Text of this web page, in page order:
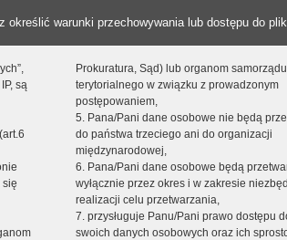
określić warunki przechowywania lub dostępu do
są
się
Prokuratura, Sąd) lub organom samorządu
terytorialnego w związku z prowadzonym
postępowaniem,
5. Pana/Pani dane osobowe nie będą
do państwa trzeciego ani do organizacji
międzynarodowej,
6. Pana/Pani dane osobowe będą
wyłącznie przez okres i w zakresie
realizacji celu przetwarzania,
7. przysługuje Panu/Pani prawo dostępu
swoich danych osobowych oraz ich